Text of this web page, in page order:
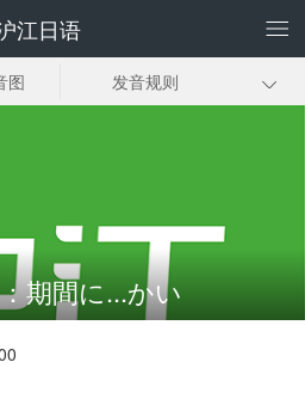
江日语
图 发音规则
期間に...かい